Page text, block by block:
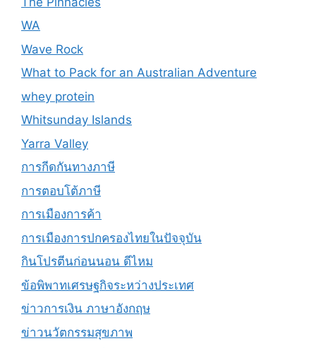
WA
Wave Rock
What to Pack for an Australian Adventure
whey protein
Whitsunday Islands
Yarra Valley
การกีดกันทางภาษี
การตอบโต้ภาษี
การเมืองการค้า
การเมืองการปกครองไทยในปัจจุบัน
กินโปรตีนก่อนนอน ดีไหม
ข้อพิพาทเศรษฐกิจระหว่างประเทศ
ข่าวการเงิน ภาษาอังกฤษ
ข่าวนวัตกรรมสุขภาพ